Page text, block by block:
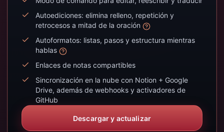
Autoediciones: elimina relleno, repetición y
retrocesos a mitad de la oración
Autoformatos: listas, pasos y estructura mientras
hablas
Enlaces de notas compartibles
Sincronización en la nube con Notion + Google
Drive, además de webhooks y activadores de
GitHub
Descargar y actualizar